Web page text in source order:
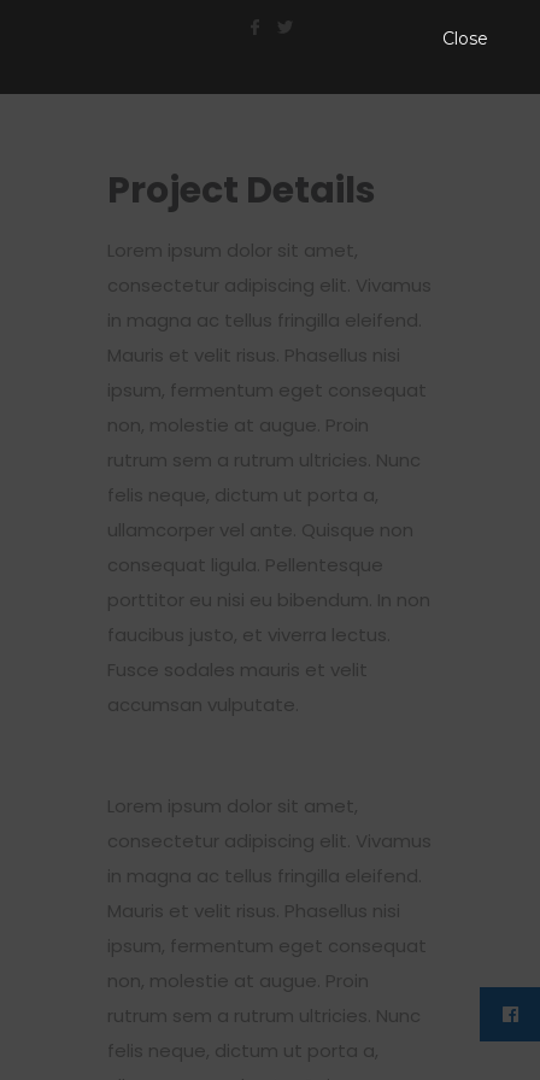
Project Details
Lorem ipsum dolor sit amet,
consectetur adipiscing elit. Vivamus
in magna ac tellus fringilla eleifend.
Mauris et velit risus. Phasellus nisi
ipsum, fermentum eget consequat
non, molestie at augue. Proin
rutrum sem a rutrum ultricies. Nunc
felis neque, dictum ut porta a,
ullamcorper vel ante. Quisque non
consequat ligula. Pellentesque
porttitor eu nisi eu bibendum. In non
faucibus justo, et viverra lectus.
Fusce sodales mauris et velit
accumsan vulputate.
Lorem ipsum dolor sit amet,
consectetur adipiscing elit. Vivamus
in magna ac tellus fringilla eleifend.
Mauris et velit risus. Phasellus nisi
ipsum, fermentum eget consequat
non, molestie at augue. Proin
rutrum sem a rutrum ultricies. Nunc
felis neque, dictum ut porta a,
Close